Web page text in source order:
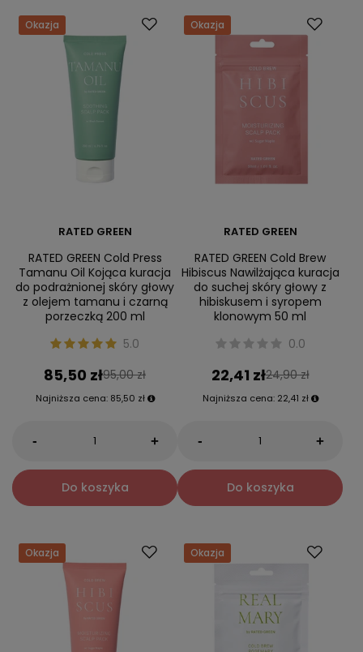
Okazja
RATED GREEN
RATED GREEN Cold Press
Tamanu Oil Kojąca kuracja
do podrażnionej skóry głowy
z olejem tamanu i czarną
porzeczką 200 ml
5.0
85,50 zł95,00 zł
Najniższa cena: 85,50 zł
- +
Do koszyka
Okazja
RATED GREEN
RATED GREEN Cold Brew
Hibiscus Nawilżająca kuracja
do suchej skóry głowy z
hibiskusem i syropem
klonowym 50 ml
0.0
22,41 zł24,90 zł
Najniższa cena: 22,41 zł
- +
Do koszyka
Okazja Okazja